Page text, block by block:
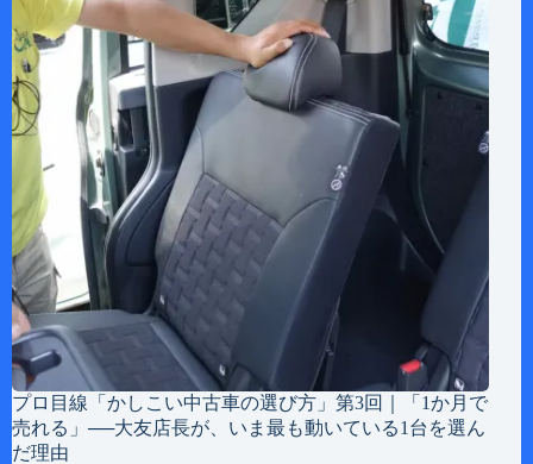
プロ目線「かしこい中古車の選び方」第3回｜「1か月で
売れる」──大友店長が、いま最も動いている1台を選ん
だ理由